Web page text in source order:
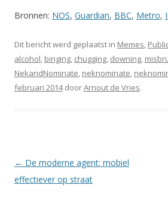
Bronnen: NOS, Guardian, BBC, Metro,
Dit bericht werd geplaatst in Memes,
alcohol, binging, chugging, downing,
NekandNominate, neknominate,
februari 2014doorArnout de Vries.
Berichtnavigatie
← De moderne agent: mobiel
effectiever op straat